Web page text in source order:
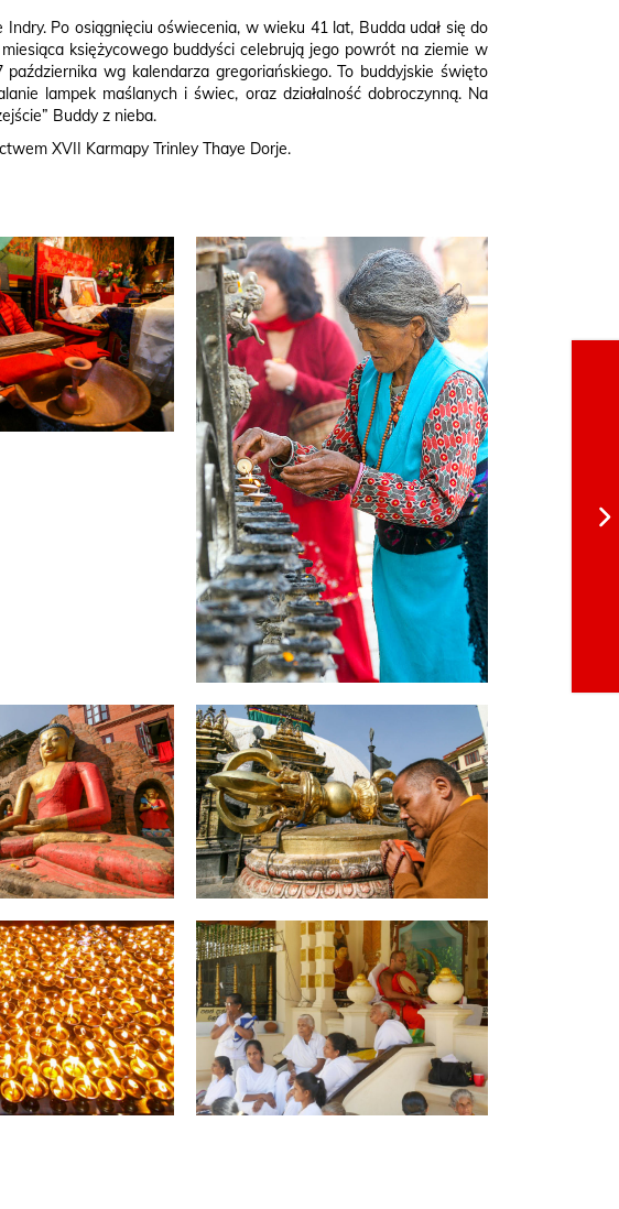
Po osiągnięciu oświecenia, w wieku 41 lat, Budda udał się do
księżycowego buddyści celebrują jego powrót na ziemie w
wg kalendarza gregoriańskiego. To buddyjskie święto
lampek maślanych i świec, oraz działalność dobroczynną. Na
Buddy z nieba.
XVII Karmapy Trinley Thaye Dorje.